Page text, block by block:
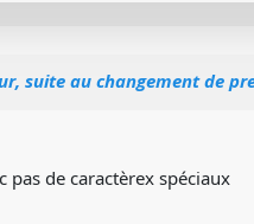
suite au changement de
pas de caractèrex spéciaux